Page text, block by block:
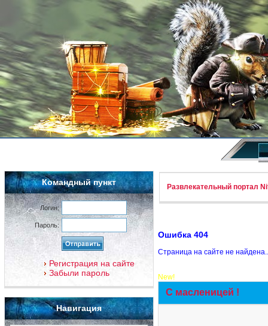
Командный пункт
Логин:
Пароль:
Регистрация на сайте
Забыли пароль
Навигация
Развлекательный портал
Ошибка 404
Страница на сайте не
New!
С масленицей !